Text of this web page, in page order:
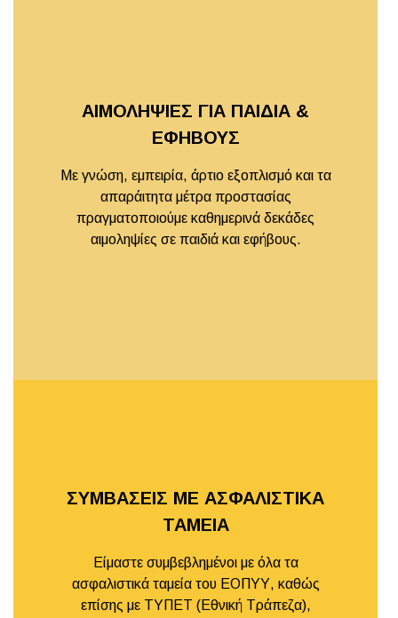
ΑΙΜΟΛΗΨΙΕΣ ΓΙΑ ΠΑΙΔΙΑ &
ΕΦΗΒΟΥΣ
Με γνώση, εμπειρία, άρτιο εξοπλισμό και τα
απαράιτητα μέτρα προστασίας
πραγματοποιούμε καθημερινά δεκάδες
αιμοληψίες σε παιδιά και εφήβους.
ΣΥΜΒΑΣΕΙΣ ΜΕ ΑΣΦΑΛΙΣΤΙΚΑ
ΤΑΜΕΙΑ
Είμαστε συμβεβλημένοι με όλα τα
ασφαλιστικά ταμεία του ΕΟΠΥΥ, καθώς
επίσης με ΤΥΠΕΤ (Εθνική Τράπεζα),